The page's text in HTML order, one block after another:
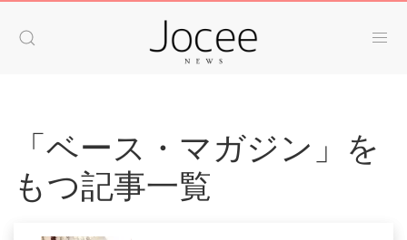
「ベース・マガジン」を
もつ記事一覧